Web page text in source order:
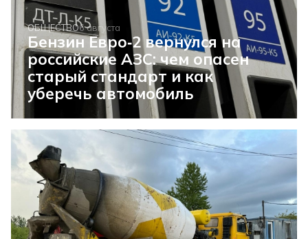
ОБЩЕСТВО6 августа
Бензин Евро‑2 вернулся на
российские АЗС: чем опасен
старый стандарт и как
уберечь автомобиль